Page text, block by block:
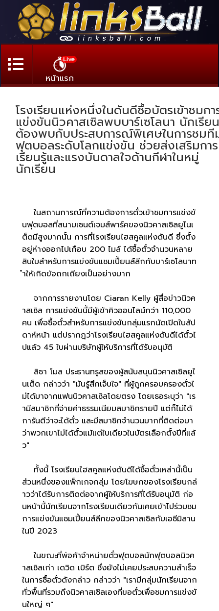
Live
หน้าแรก
โรงเรียนแห่งหนึ่งในดันดีซื้อบัตรเข้าชมกา
แข่งขันนิวคาสเซิลพบบาร์เซโลนา นักเรียน
ต้องพบกับประสบการณ์พิเศษในการชมที
ฟุตบอลระดับโลกแข่งขัน ช่วยส่งเสริมการ
เรียนรู้และแรงบันดาลใจด้านกีฬาในหมู่
นักเรียน
ในสถานการณ์ที่ความต้องการตั๋วเข้าชมการแข่งขั
นฟุตบอลที่สนามเซนต์เจมส์พาร์คของนิวคาสเซิลยูไนเ
ต็ดมีสูงมากนั้น การที่โรงเรียนไฮสคูลแห่งดันดี ซึ่งตั้ง
อยู่ห่างออกไปเกือบ 200 ไมล์ ได้ซื้อตั๋วจำนวนหลาย
สิบใบสำหรับการแข่งขันแชมเปี้ยนส์ลีกกับบาร์เซโลนาท
ำให้เกิดข้อถกเถียงเป็นอย่างมาก
จากการรายงานโดย Ciaran Kelly ผู้สื่อข่าวนิวค
าสเซิล การแข่งขันนี้มีผู้เข้าคิวออนไลน์กว่า 110,000
คน เพื่อซื้อตั๋วสำหรับการแข่งขันกลุ่มแรกนัดเปิดในสัป
ดาห์หน้า แต่ปรากฎว่าโรงเรียนไฮสคูลแห่งดันดีได้ตั๋วไ
ปแล้ว 45 ใบผ่านบริษัทผู้ให้บริการที่ได้รับอนุมัติ
ลิซา โมล ประธานทรูสของผู้สนับสนุนนิวคาสเซิลยูไ
นเต็ด กล่าวว่า "มันรู้สึกเจ็บใจ" ที่ผู้ถูกครอบครองตั๋วไ
ม่ได้มาจากแฟนนิวคาสเซิลโดยตรง โดยเธอระบุว่า "เร
ามีสมาชิกที่จ่ายค่าธรรมเนียมสมาชิกรายปี แต่ก็ไม่ได้
การันตีว่าจะได้ตั๋ว และมีสมาชิกจำนวนมากที่ติดต่อมา
ว่าพวกเขาไม่ได้ตั๋วแม้แต่ใบเดียวในบัตรเลือกตั้งปีที่แล้
ว"
ทั้งนี้ โรงเรียนไฮสคูลแห่งดันดีได้ซื้อตั๋วเหล่านี้เป็น
ส่วนหนึ่งของแพ็กเกจกลุ่ม โดยโฆษกของโรงเรียนกล่
าวว่าได้รับการติดต่อจากผู้ให้บริการที่ได้รับอนุมัติ ก่อ
นหน้านี้นักเรียนจากโรงเรียนเดียวกันเคยเข้าไปร่วมชม
การแข่งขันแชมเปี้ยนส์ลีกของนิวคาสเซิลกับเอซีมิลาน
ในปี 2023
ในขณะที่พ่อค้าจำหน่ายตั๋วฟุตบอลนักฟุตบอลนิวค
าสเซิลเก่า เดวิด เบิร์ต ซึ่งยังไม่เคยประสบความสำเร็จ
ในการซื้อตั๋วดังกล่าว กล่าวว่า "เรามีกลุ่มนักเรียนจาก
ทั่วพื้นที่รวมถึงนิวคาสเซิลเองที่ขอตั๋วเพื่อชมการแข่งขั
นใหญ่ ๆ"